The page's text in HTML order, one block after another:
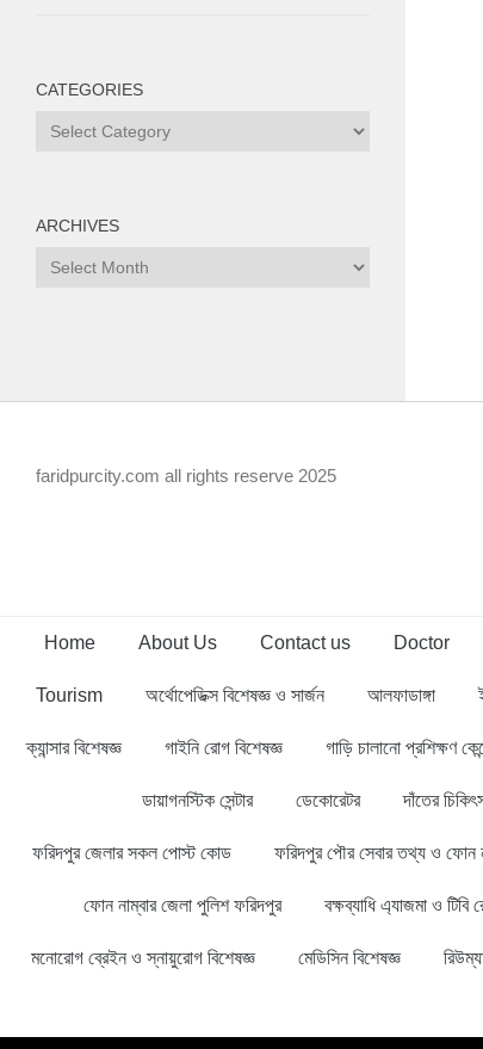
CATEGORIES
Categories
ARCHIVES
Archives
faridpurcity.com all rights reserve 2025
Home About Us Contact us Doctor
Tourism অর্থোপেডিক্স বিশেষজ্ঞ ও সার্জন আলফাডাঙ্গা
ক্যান্সার বিশেষজ্ঞ গাইনি রোগ বিশেষজ্ঞ গাড়ি চালানো প্রশিক্ষণ
ডায়াগনস্টিক সেন্টার ডেকোরেটর দাঁতের
ফরিদপুর জেলার সকল পোস্ট কোড ফরিদপুর পৌর সেবার তথ্য ও ফোন
ফোন নাম্বার জেলা পুলিশ ফরিদপুর বক্ষব্যাধি এ্যাজমা ও টিবি
মনোরোগ ব্রেইন ও স্নায়ুরোগ বিশেষজ্ঞ মেডিসিন বিশেষজ্ঞ